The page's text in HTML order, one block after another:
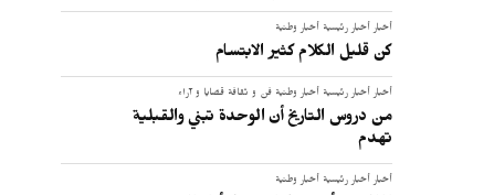
أخبار أخبار رئيسية أخبار وطنية
كن قليل الكلام كثير الابتسام
أخبار أخبار رئيسية أخبار وطنية فن و ثقافة قضايا و آراء
من دروس التاريخ أن الوحدة تبني والقبلية
تهدم
أخبار أخبار رئيسية أخبار وطنية